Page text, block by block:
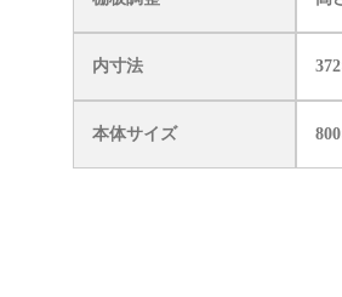
内寸法
本体サイズ